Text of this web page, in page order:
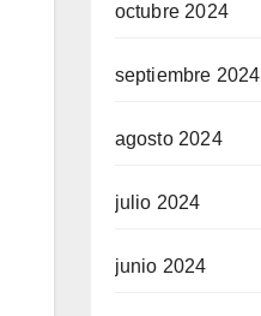
octubre 2024
septiembre 2024
agosto 2024
julio 2024
junio 2024